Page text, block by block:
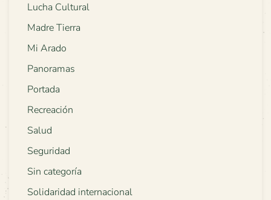
Lucha Cultural
Madre Tierra
Mi Arado
Panoramas
Portada
Recreación
Salud
Seguridad
Sin categoría
Solidaridad internacional